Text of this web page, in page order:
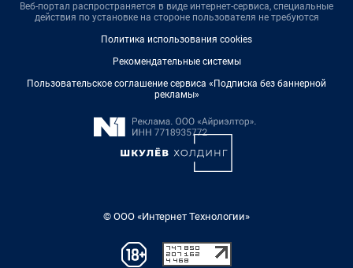
Веб-портал распространяется в виде интернет-сервиса, специальные
действия по установке на стороне пользователя не требуются
Политика использования cookies
Рекомендательные системы
Пользовательское соглашение сервиса «Подписка без баннерной
рекламы»
© ООО «Интернет Технологии»